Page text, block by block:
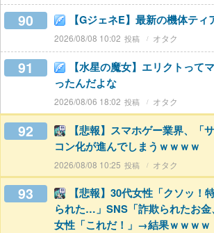
90 【GジェネE】最新の機体ティ
2026/08/08 10:02 オタク
91
【水星の魔女】エリクトって
ったんだよな
2026/08/06 18:02 オタク
92
【悲報】スマホゲー業界、「
コン化が進んでしまうｗｗｗｗ
2026/08/08 10:25 オタク
93
【悲報】30代女性「クソッ！
られた…」SNS「詐欺られたお金
女性「これだ！」→結果ｗｗｗｗ